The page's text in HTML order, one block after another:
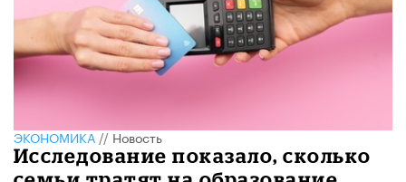
ЭКОНОМИКА//Новость
Исследование показало, сколько